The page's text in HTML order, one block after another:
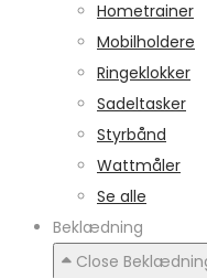
Hometrainer
Mobilholdere
Ringeklokker
Sadeltasker
Styrbånd
Wattmåler
Se alle
Beklædning
Close